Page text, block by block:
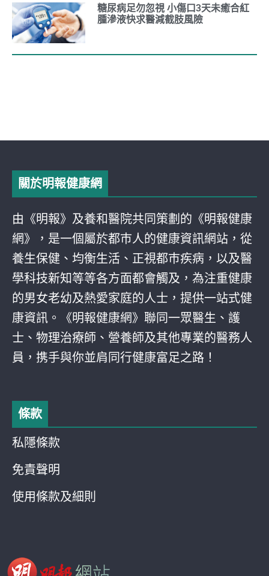
糖尿病足勿忽視 小傷口3天未癒合紅
腫滲液快求醫減截肢風險
關於明報健康網
由《明報》及養和醫院共同策劃的《明報健康
網》，是一個屬於都巿人的健康資訊網站，從
養生保健、均衡生活、正視都巿疾病，以及醫
學科技新知等等各方面都會觸及，為注重健康
的男女老幼及熱愛家庭的人士，提供一站式健
康資訊。《明報健康網》聯同一眾醫生、護
士、物理治療師、營養師及其他專業的醫務人
員，携手與你並肩同行健康富足之路！
條款
私隱條款
免責聲明
使用條款及細則